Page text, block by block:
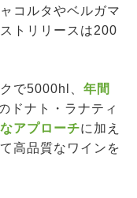
コルタやベルガマ
トリリースは200
で5000hl、 年間
ドナト・ラナティ
アプローチに加え
高品質なワインを